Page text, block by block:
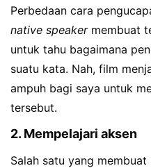
Perbedaan cara
native speakermembuat
untuk tahu bagaimana
suatu kata. Nah, film
ampuh bagi saya untuk
tersebut.
2. Mempelajari aksen
Salah satu yang